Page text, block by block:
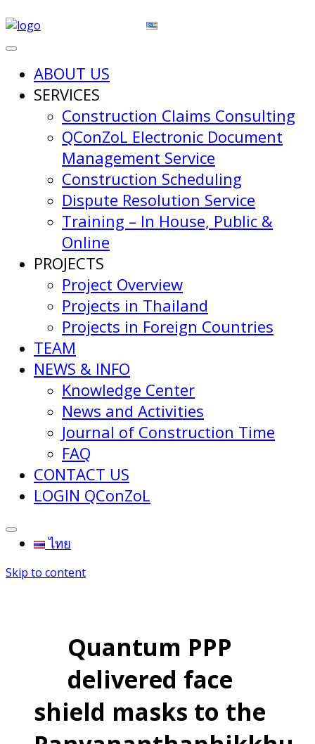
ABOUT US
SERVICES
Construction Claims Consulting
QConZoL Electronic Document
Management Service
Construction Scheduling
Dispute Resolution Service
Training – In House, Public &
Online
PROJECTS
Project Overview
Projects in Thailand
Projects in Foreign Countries
TEAM
NEWS & INFO
Knowledge Center
News and Activities
Journal of Construction Time
FAQ
CONTACT US
LOGIN QConZoL
ไทย
Skip to content
Quantum PPP
delivered face
shield masks to the